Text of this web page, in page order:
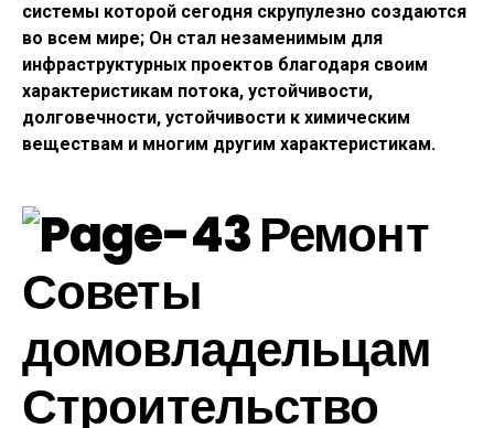
системы которой сегодня скрупулезно создаются
во всем мире; Он стал незаменимым для
инфраструктурных проектов благодаря своим
характеристикам потока, устойчивости,
долговечности, устойчивости к химическим
веществам и многим другим характеристикам.